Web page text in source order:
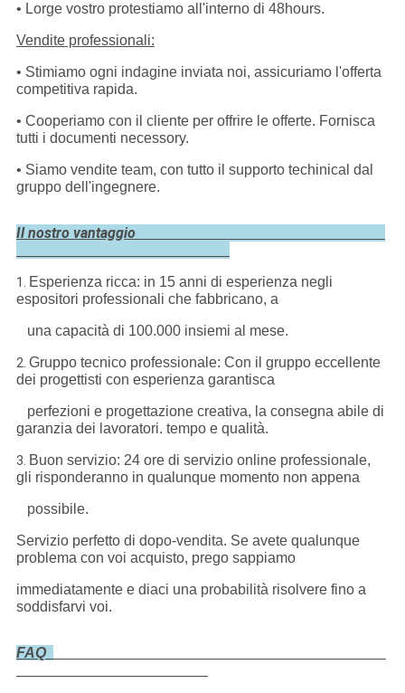
• Lorge vostro protestiamo all'interno di 48hours.
Vendite professionali:
• Stimiamo ogni indagine inviata noi, assicuriamo l'offerta
competitiva rapida.
• Cooperiamo con il cliente per offrire le offerte. Fornisca
tutti i documenti necessory.
• Siamo vendite team, con tutto il supporto techinical dal
gruppo dell'ingegnere.
Il nostro vantaggio
1. Esperienza ricca: in 15 anni di esperienza negli
espositori professionali che fabbricano, a
una capacità di 100.000 insiemi al mese.
2. Gruppo tecnico professionale: Con il gruppo eccellente
dei progettisti con esperienza garantisca
perfezioni e progettazione creativa, la consegna abile di
garanzia dei lavoratori. tempo e qualità.
3. Buon servizio: 24 ore di servizio online professionale,
gli risponderanno in qualunque momento non appena
possibile.
Servizio perfetto di dopo-vendita. Se avete qualunque
problema con voi acquisto, prego sappiamo
immediatamente e diaci una probabilità risolvere fino a
soddisfarvi voi.
FAQ